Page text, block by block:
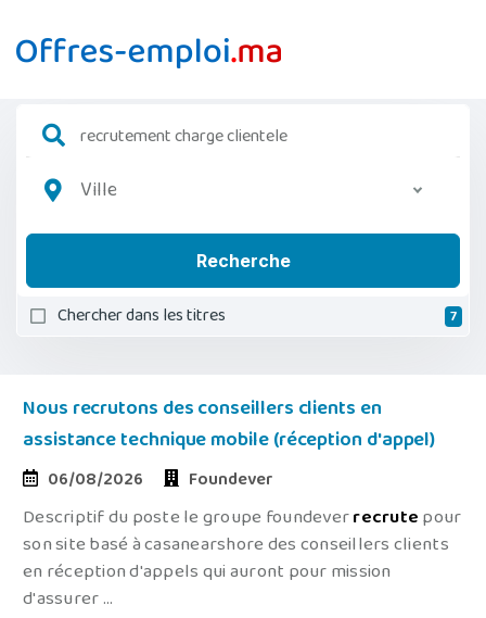
Ville
Recherche
Chercher dans les titres 7
Nous recrutons des conseillers clients en
assistance technique mobile (réception d'appel)
06/08/2026 Foundever
Descriptif du poste le groupe foundeverrecrutepour
son site basé à casanearshore des conseillers clients
en réception d'appels qui auront pour mission
d'assurer ...